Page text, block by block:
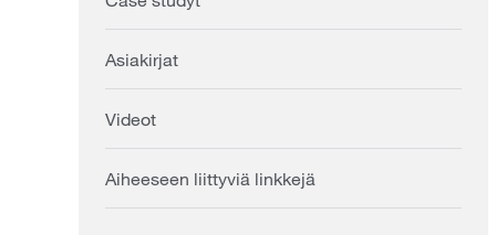
Asiakirjat
Videot
Aiheeseen liittyviä linkkejä